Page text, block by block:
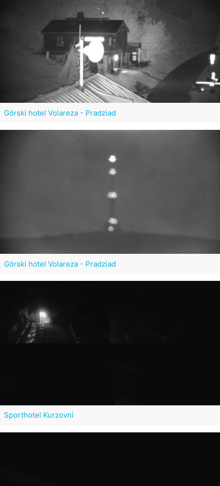
Górski hotel Volareza - Pradziad
Górski hotel Volareza - Pradziad
Sporthotel Kurzovní